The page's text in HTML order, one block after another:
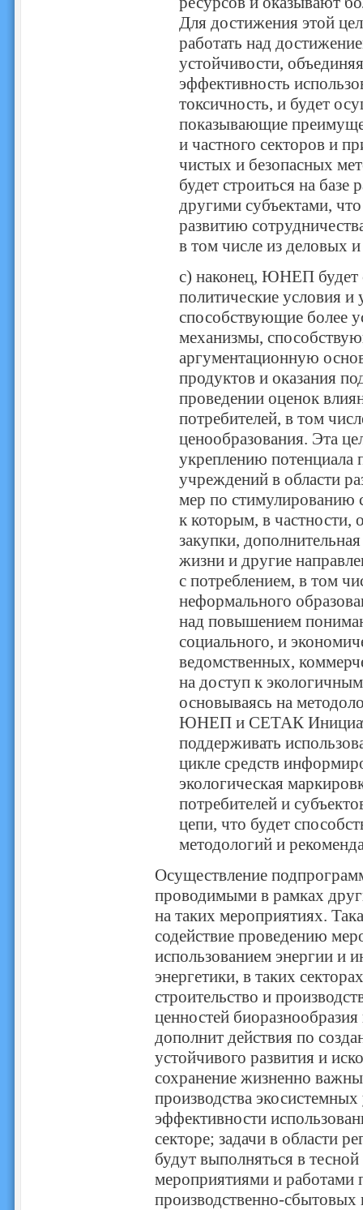
Для достижения этой
работать над
устойчивости,
эффективность
токсичность, и будет
показывающие
и частного секторов и
чистых и безопасных
будет строиться на
другими субъектами,
развитию
в том числе из деловых
c) наконец, ЮНЕП будет
политические условия и
способствующие более
механизмы,
аргументационную
продуктов и оказания
проведении оценок
потребителей, в том
ценообразования. Эта
укреплению потенциала
учреждений в области
мер по стимулированию
к которым, в частности,
закупки,
жизни и другие
с потреблением, в том
неформального
над повышением
социального, и
ведомственных,
на доступ к
основываясь на
ЮНЕП и СЕТАК
поддерживать
цикле средств
экологическая
потребителей и
цепи, что будет
методологий и
Осуществление
проводимыми в рамках
на таких мероприятиях.
содействие проведению
использованием энергии и
энергетики, в таких
строительство и
ценностей
дополнит действия по
устойчивого развития и
сохранение жизненно
производства
эффективности
секторе; задачи в области
будут выполняться в
мероприятиями и
производственно-сбытовых